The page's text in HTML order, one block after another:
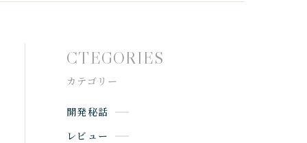
CTEGORIES
カテゴリー
開発秘話
レビュー